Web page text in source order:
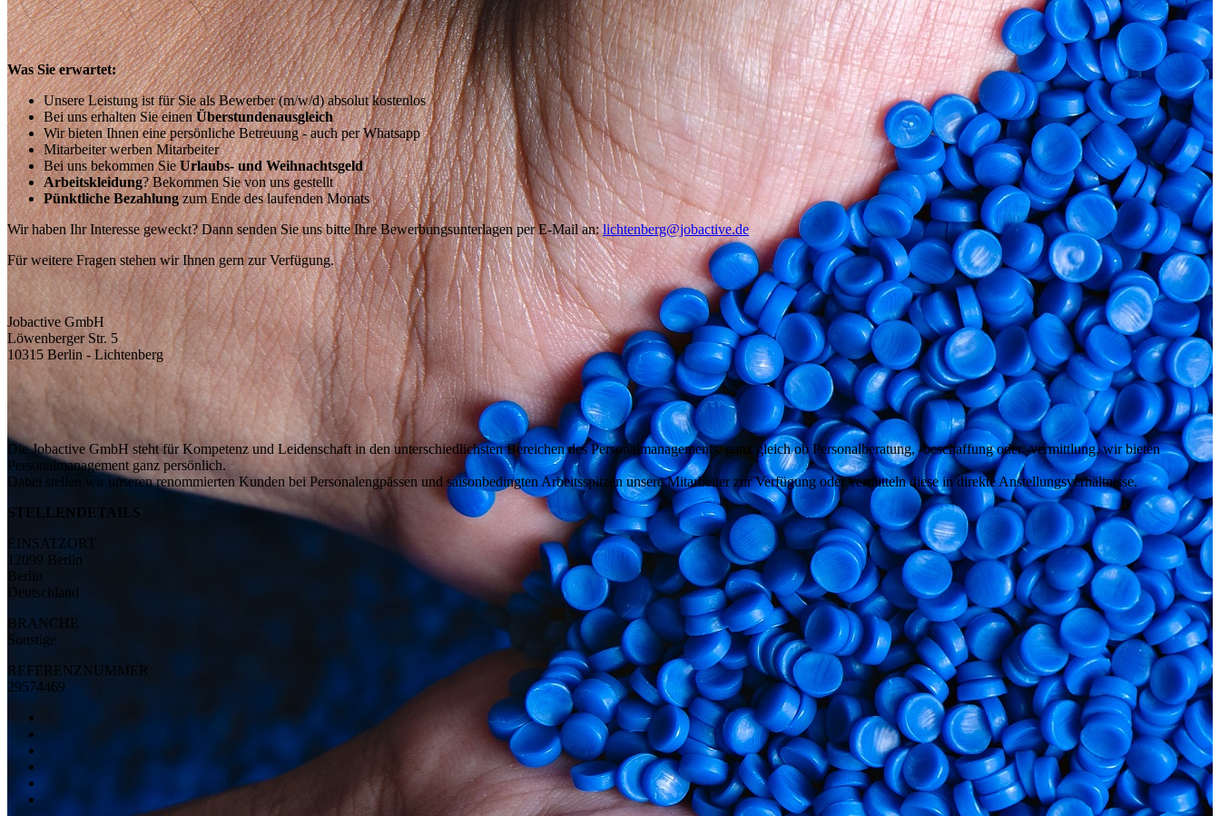
Was Sie erwartet:
Unsere Leistung ist für Sie als Bewerber (m/w/d) absolut kostenlos
Bei uns erhalten Sie einenÜberstundenausgleich
Wir bieten Ihnen eine persönliche Betreuung - auch per Whatsapp
Mitarbeiter werben Mitarbeiter
Bei uns bekommen SieUrlaubs- und Weihnachtsgeld
Arbeitskleidung? Bekommen Sie von uns gestellt
Pünktliche Bezahlungzum Ende des laufenden Monats
Wir haben Ihr Interesse geweckt? Dann senden Sie uns bitte Ihre Bewerbungsunterlagen per E-Mail an: lichtenberg@jobactive.de
Für weitere Fragen stehen wir Ihnen gern zur Verfügung.
Jobactive GmbH
Löwenberger Str. 5
10315 Berlin - Lichtenberg
Die Jobactive GmbH steht für Kompetenz und Leidenschaft in den unterschiedlichsten Bereichen des Personalmanagements, ganz gleich ob Personalberatung, -beschaffung oder -vermittlung, wir bieten
Personalmanagement ganz persönlich.
Dabei stellen wir unseren renommierten Kunden bei Personalengpässen und saisonbedingten Arbeitsspitzen unsere Mitarbeiter zur Verfügung oder vermitteln diese in direkte Anstellungsverhältnisse.
STELLENDETAILS
EINSATZORT
12099 Berlin
Berlin
Deutschland
BRANCHE
Sonstige
REFERENZNUMMER
29574469